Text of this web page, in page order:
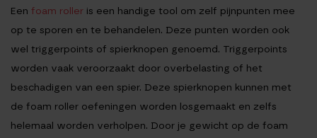
Een foam roller is een handige tool om zelf pijnpunten mee
op te sporen en te behandelen. Deze punten worden ook
wel triggerpoints of spierknopen genoemd. Triggerpoints
worden vaak veroorzaakt door overbelasting of het
beschadigen van een spier. Deze spierknopen kunnen met
de foam roller oefeningen worden losgemaakt en zelfs
helemaal worden verholpen. Door je gewicht op de foam